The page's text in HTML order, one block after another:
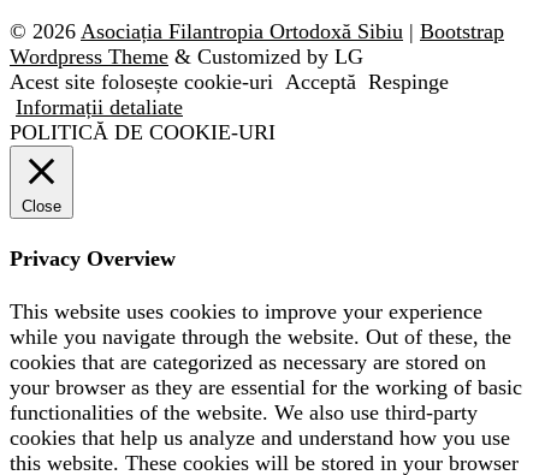
© 2026 Asociația Filantropia Ortodoxă Sibiu | Bootstrap
Wordpress Theme & Customized by LG
Acest site folosește cookie-uri Acceptă Respinge
Informații detaliate
POLITICĂ DE COOKIE-URI
Close
Privacy Overview
This website uses cookies to improve your experience
while you navigate through the website. Out of these, the
cookies that are categorized as necessary are stored on
your browser as they are essential for the working of basic
functionalities of the website. We also use third-party
cookies that help us analyze and understand how you use
this website. These cookies will be stored in your browser